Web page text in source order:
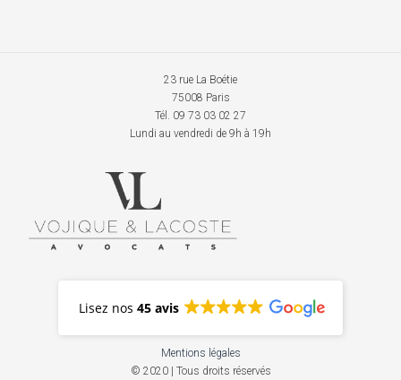
23 rue La Boétie
75008 Paris
Tél. 09 73 03 02 27
Lundi au vendredi de 9h à 19h
Lisez nos 45 avis
Mentions légales
© 2020 | Tous droits réservés